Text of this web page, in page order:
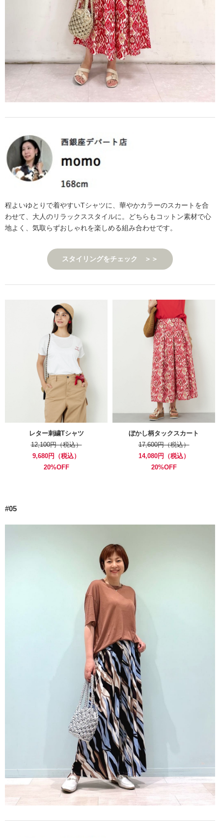
程よいゆとりで着やすいTシャツに、華やかカラーのスカートを合
わせて、大人のリラックススタイルに。どちらもコットン素材で心
地よく、気取らずおしゃれを楽しめる組み合わせです。
スタイリングをチェック ＞＞
レター刺繍Tシャツ
12,100円（税込）
9,680円（税込）
20%OFF
ぼかし柄タックスカート
17,600円（税込）
14,080円（税込）
20%OFF
#05